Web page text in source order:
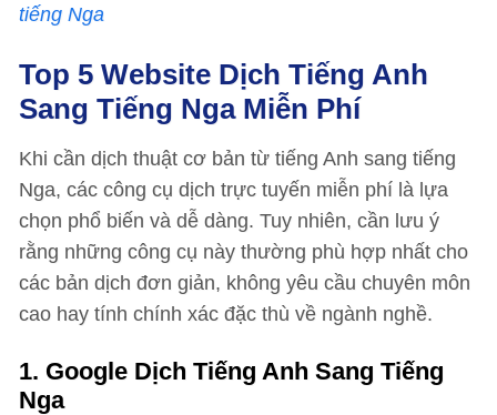
tiếng Nga
Top 5 Website Dịch Tiếng Anh
Sang Tiếng Nga Miễn Phí
Khi cần dịch thuật cơ bản từ tiếng Anh sang tiếng
Nga, các công cụ dịch trực tuyến miễn phí là lựa
chọn phổ biến và dễ dàng. Tuy nhiên, cần lưu ý
rằng những công cụ này thường phù hợp nhất cho
các bản dịch đơn giản, không yêu cầu chuyên môn
cao hay tính chính xác đặc thù về ngành nghề.
1. Google Dịch Tiếng Anh Sang Tiếng
Nga